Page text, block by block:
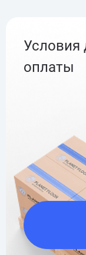
Условия
оплаты